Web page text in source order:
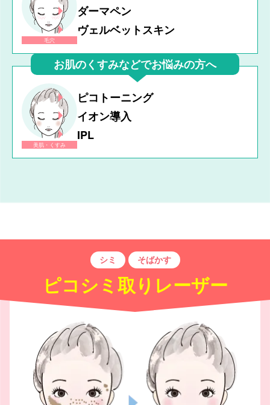
毛穴
ダーマペン
ヴェルベットスキン
お肌のくすみなどでお悩みの方へ
美肌・くすみ
ピコトーニング
イオン導入
IPL
シミ そばかす
ピコシミ取りレーザー